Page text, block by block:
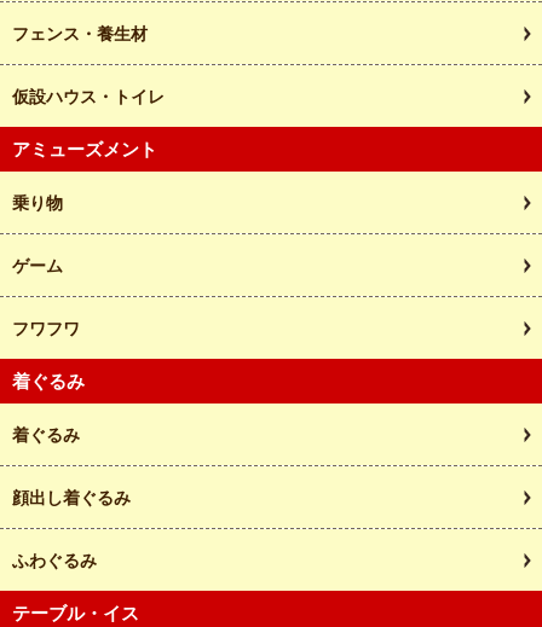
フェンス・養生材
仮設ハウス・トイレ
アミューズメント
乗り物
ゲーム
フワフワ
着ぐるみ
着ぐるみ
顔出し着ぐるみ
ふわぐるみ
テーブル・イス